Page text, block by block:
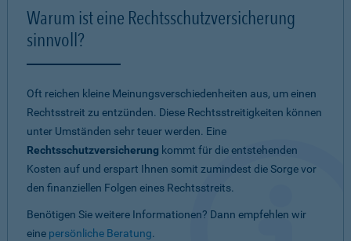
Warum ist eine Rechtsschutzversicherung
sinnvoll?
Oft reichen kleine Meinungsverschiedenheiten aus, um einen
Rechtsstreit zu entzünden. Diese Rechtsstreitigkeiten können
unter Umständen sehr teuer werden. Eine
Rechtsschutzversicherung kommt für die entstehenden
Kosten auf und erspart Ihnen somit zumindest die Sorge vor
den finanziellen Folgen eines Rechtsstreits.
Benötigen Sie weitere Informationen? Dann empfehlen wir
eine persönliche Beratung.